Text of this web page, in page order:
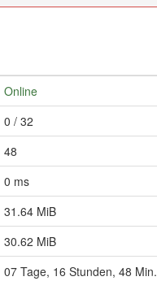
Online
0 / 32
48
0 ms
31.64 MiB
30.62 MiB
07 Tage, 16 Stunden, 48